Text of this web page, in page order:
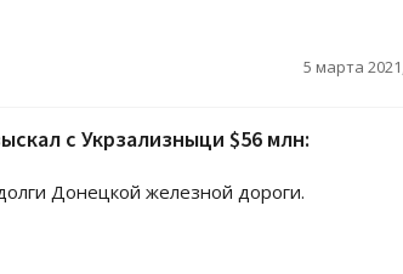
5 марта
с Укрзализныци $56 млн:
Донецкой железной дороги.